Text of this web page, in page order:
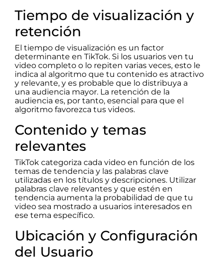
Tiempo de visualización y
retención
El tiempo de visualización es un factor
determinante en TikTok. Si los usuarios ven tu
video completo o lo repiten varias veces, esto le
indica al algoritmo que tu contenido es atractivo
y relevante, y es probable que lo distribuya a
una audiencia mayor. La retención de la
audiencia es, por tanto, esencial para que el
algoritmo favorezca tus videos.
Contenido y temas
relevantes
TikTok categoriza cada video en función de los
temas de tendencia y las palabras clave
utilizadas en los títulos y descripciones. Utilizar
palabras clave relevantes y que estén en
tendencia aumenta la probabilidad de que tu
video sea mostrado a usuarios interesados en
ese tema específico.
Ubicación y Configuración
del Usuario